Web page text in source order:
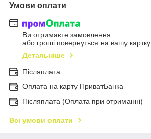
Умови оплати
Ви отримаєте замовлення
або гроші повернуться на вашу картку
Детальніше
Післяплата
Оплата на карту ПриватБанка
Післяплата (Оплата при отриманні)
Всі умови оплати